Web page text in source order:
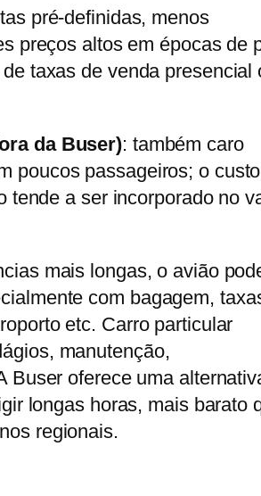
pré-definidas, menos
preços altos em épocas de
taxas de venda presencial
da Buser): também caro
poucos passageiros; o custo
tende a ser incorporado no
mais longas, o avião
com bagagem,
etc. Carro particular
manutenção,
Buser oferece uma
longas horas, mais barato
regionais.